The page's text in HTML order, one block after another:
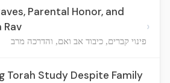
Parental Honor, and
Rav
פינוי קברים, כיבוד אב ואם, והדרכה מרב
›
Torah Study Despite Family